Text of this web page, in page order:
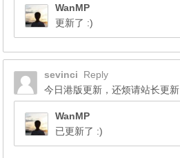
WanMP
更新了 :)
sevinci
Reply
今日港版更新，还烦请站长更新
WanMP
已更新了 :)